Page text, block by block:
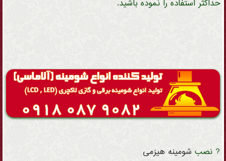
حداكثر استفاده را نموده باشيد.
? نصب شومینه هیزمی